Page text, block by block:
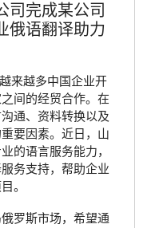
司完成某公司
俄语翻译助力
来越多中国企业开
间的经贸合作。在
通、资料转换以及
要因素。近日，山
的语言服务能力，
务支持，帮助企业
。
罗斯市场，希望通